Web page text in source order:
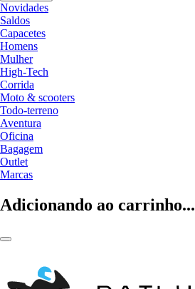
Novidades
Saldos
Capacetes
Homens
Mulher
High-Tech
Corrida
Moto & scooters
Todo-terreno
Aventura
Oficina
Bagagem
Outlet
Marcas
Adicionando ao carrinho...